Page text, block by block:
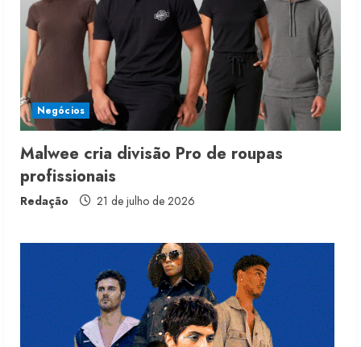
Negócios
Malwee cria divisão Pro de roupas
profissionais
Redação 21 de julho de 2026
5 de agosto de 2026
3
Fakini prevê R$345 milhões de
receita em 2026
4 de agosto de 2026
moda nacional
5
Morena Rosa lança franquia com
estoque consignado
4 de agosto de 2026